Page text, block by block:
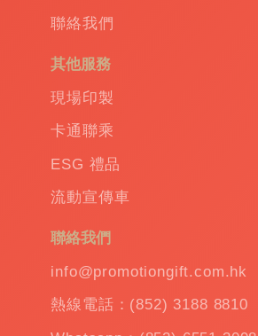
除了傳統的保溫杯和雨傘，更有
意產品供您挑選。例如，反應式
受，只需輕按一鍵即可開啟閉合
護您的物品免受水的侵襲，而縮
傘則是場景變換的最佳搭檔。
最有效的品牌傳播工具
我們的創新贈品不僅在功能和實
聯絡我們
其他服務
現場印製
卡通聯乘
ESG 禮品
流動宣傳車
聯絡我們
info@promotiongift.com.hk
熱線電話：(852) 3188 8810